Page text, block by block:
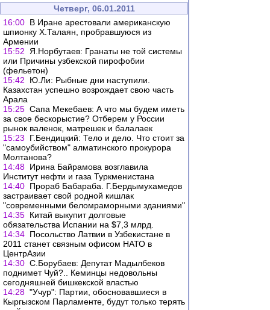
Четверг, 06.01.2011
16:00 В Иране арестовали американскую
шпионку Х.Талаян, пробравшуюся из
Армении
15:52
Я.Норбутаев: Гранаты не той системы
или Причины узбекской пирофобии
(фельетон)
15:42
Ю.Ли: Рыбные дни наступили.
Казахстан успешно возрождает свою часть
Арала
15:25 Сапа Мекебаев: А что мы будем иметь
за свое бескорыстие? Отберем у России
рынок валенок, матрешек и балалаек
15:23
Г.Бендицкий: Тело и дело. Что стоит за
"самоубийством" алматинского прокурора
Молтанова?
14:48 Ирина Байрамова возглавила
Институт нефти и газа Туркменистана
14:40 Прораб Бабараба. Г.Бердымухамедов
застраивает свой родной кишлак
"современными беломраморными зданиями"
14:35 Китай выкупит долговые
обязательства Испании на $7,3 млрд.
14:34 Посольство Латвии в Узбекистане в
2011 станет связным офисом НАТО в
ЦентрАзии
14:30 С.Борубаев: Депутат Мадылбеков
поднимет Чуй?.. Кеминцы недовольны
сегодняшней бишкекской властью
14:28 "Учур": Партии, обосновавшиеся в
Кыргызском Парламенте, будут только терять